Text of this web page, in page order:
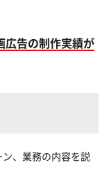
広告の制作実績が
、業務の内容を説